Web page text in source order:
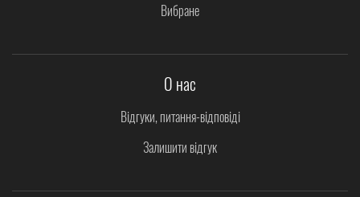
Вибране
О нас
Відгуки, питання-відповіді
Залишити відгук